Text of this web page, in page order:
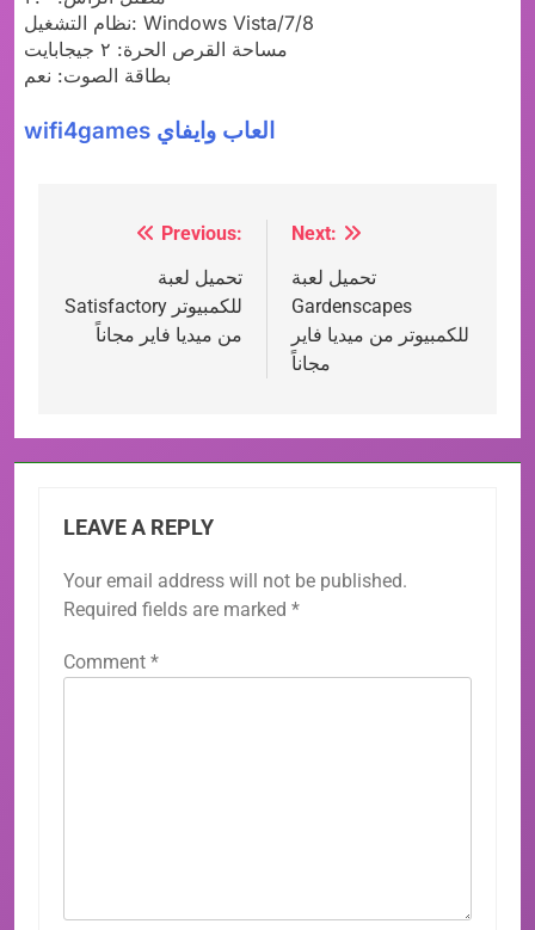
نظام التشغيل: Windows Vista/7/8
مساحة القرص الحرة: ٢ جيجابايت
بطاقة الصوت: نعم
wifi4games العاب وايفاي
navigation
Previous:
تحميل لعبة​
Satisfactory للكمبيوتر
من ميديا فاير مجاناً
Next:
تحميل لعبة
Gardenscapes
للكمبيوتر من ميديا فاير
مجاناً
LEAVE A REPLY
Your email address will not be published.
Required fields are marked *
Comment *